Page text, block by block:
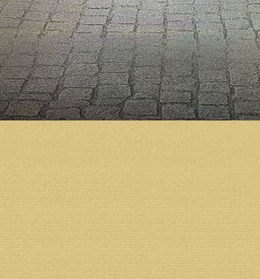
«Мы стоим на пороге
какому пути мы пойдем. Мы
это такое. Можно так
она неугодна Богу», -
Возврат к списку